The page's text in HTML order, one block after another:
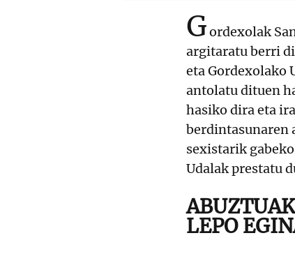
Gordexolak
argitaratu berri
eta Gordexolako
antolatu dituen
hasiko dira eta
berdintasunaren
sexistarik
Udalak prestatu
LEPO